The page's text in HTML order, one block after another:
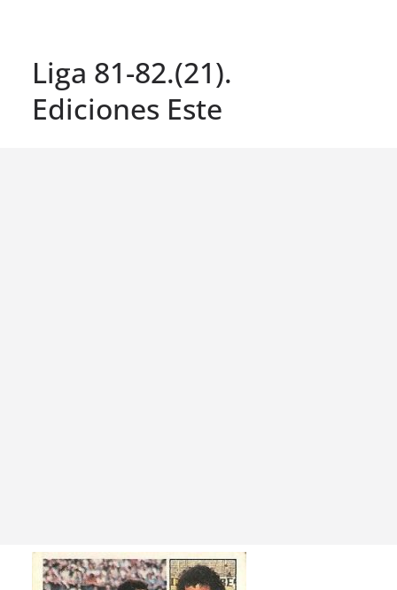
Liga 81-82.(21).
Ediciones Este